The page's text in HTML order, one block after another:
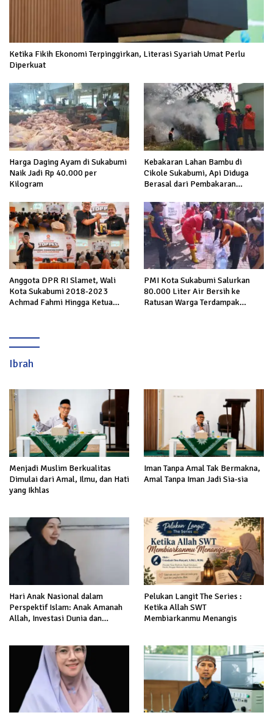
Ketika Fikih Ekonomi Terpinggirkan, Literasi Syariah Umat Perlu
Diperkuat
Harga Daging Ayam di Sukabumi
Naik Jadi Rp 40.000 per
Kilogram
Kebakaran Lahan Bambu di
Cikole Sukabumi, Api Diduga
Berasal dari Pembakaran
Anggota DPR RI Slamet, Wali
Kota Sukabumi 2018-2023
Achmad Fahmi Hingga Ketua
Sukabumi
PMI Kota Sukabumi Salurkan
80.000 Liter Air Bersih ke
Ratusan Warga Terdampak
Ibrah
Menjadi Muslim Berkualitas
Dimulai dari Amal, Ilmu, dan Hati
yang Ikhlas
Iman Tanpa Amal Tak Bermakna,
Amal Tanpa Iman Jadi Sia-sia
Hari Anak Nasional dalam
Perspektif Islam: Anak Amanah
Allah, Investasi Dunia dan
Pelukan Langit The Series :
Ketika Allah SWT
Membiarkanmu Menangis